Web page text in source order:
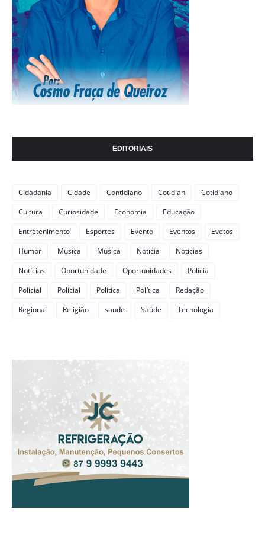
EDITORIAIS
Cidadania Cidade Contidiano Cotidian
Cotidiano
Cultura
Curiosidade Economia
Educação
Entretenimento
Esportes Evento Eventos
Evetos
Humor
Musica Música Noticia
Noticias
Notícias
Oportunidade Oportunidades
Polícia
Policial
Polícial Politica Política
Redação
Regional
Religião saude Saúde Tecnologia